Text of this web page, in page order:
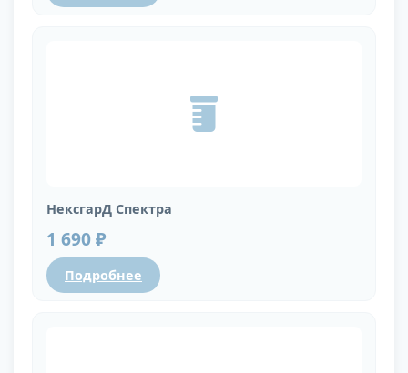
НексгарД Спектра
1 690 ₽
Подробнее